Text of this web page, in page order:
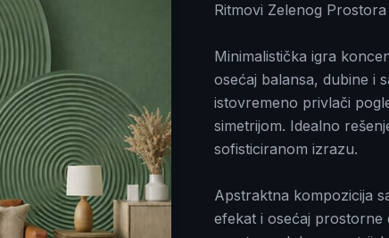
Ritmovi Zelenog Prostorа
Minimalistička igra
osećaj balansa, dubine i
istovremeno privlači
simetrijom. Idealno
sofisticiranom izrazu.
Apstraktna kompozicija
efekat i osećaj prostorne